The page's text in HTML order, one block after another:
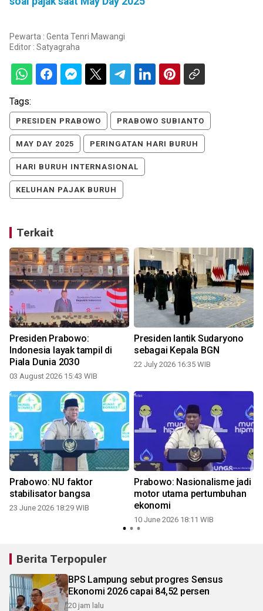
Pewarta : Genta Tenri Mawangi
Editor : Satyagraha
Tags:
PRESIDEN PRABOWO PRABOWO SUBIANTO
MAY DAY 2025 PERINGATAN HARI BURUH
HARI BURUH INTERNASIONAL
KELUHAN PAJAK BURUH
Terkait
Presiden Prabowo:
Indonesia layak tampil di
Piala Dunia 2030
03 August 2026 15:43 WIB
Presiden lantik Sudaryono
sebagai Kepala BGN
22 July 2026 16:35 WIB
Prabowo: NU faktor
stabilisator bangsa
23 June 2026 18:29 WIB
Prabowo: Nasionalisme jadi
motor utama pertumbuhan
ekonomi
10 June 2026 18:11 WIB
Berita Terpopuler
BPS Lampung sebut progres Sensus
Ekonomi 2026 capai 84,52 persen
20 jam lalu